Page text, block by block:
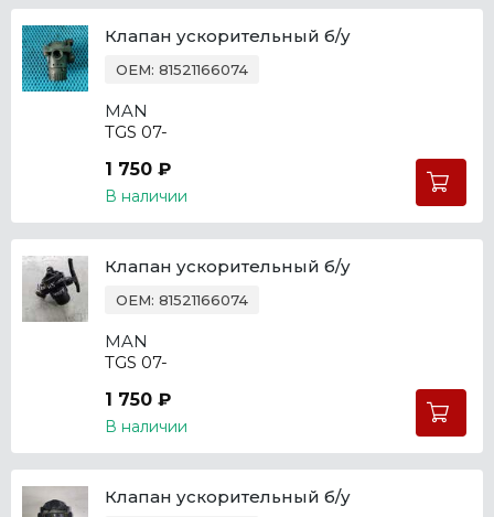
Клапан ускорительный б/у
OEM: 81521166074
MAN
TGS 07-
1 750 ₽
В наличии
Клапан ускорительный б/у
OEM: 81521166074
MAN
TGS 07-
1 750 ₽
В наличии
Клапан ускорительный б/у